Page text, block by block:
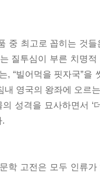
중 최고로 꼽히는 것
질투심이 부른 치명
, “빌어먹을 핏자국”
내 영국의 왕좌에 오르
성격을 묘사하면서
.
학 고전은 모두 인류